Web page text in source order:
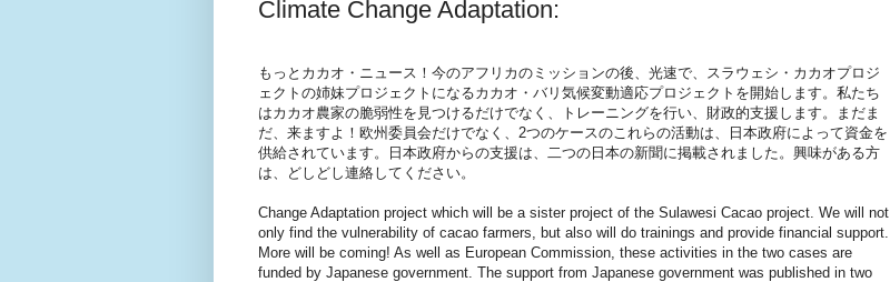
Climate Change Adaptation:
もっとカカオ・ニュース！今のアフリカのミッションの後、光速で、スラウェシ・カカオプロジ
ェクトの姉妹プロジェクトになるカカオ・バリ気候変動適応プロジェクトを開始します。私たち
はカカオ農家の脆弱性を見つけるだけでなく、トレーニングを行い、財政的支援します。まだま
だ、来ますよ！欧州委員会だけでなく、2つのケースのこれらの活動は、日本政府によって資金を
供給されています。日本政府からの支援は、二つの日本の新聞に掲載されました。興味がある方
は、どしどし連絡してください。
Change Adaptation project which will be a sister project of the Sulawesi Cacao project. We will not
only find the vulnerability of cacao farmers, but also will do trainings and provide financial support.
More will be coming! As well as European Commission, these activities in the two cases are
funded by Japanese government. The support from Japanese government was published in two